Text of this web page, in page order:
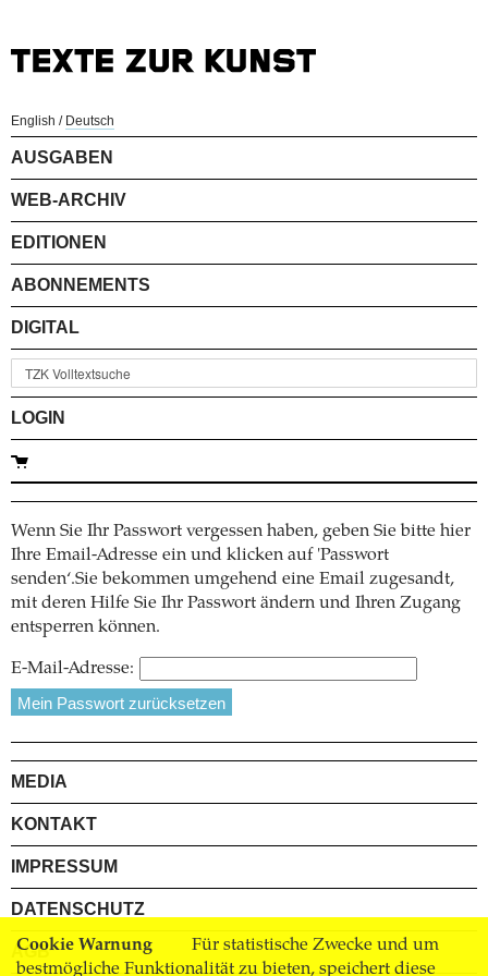
Cookie Warnung
Für statistische Zwecke und um
bestmögliche Funktionalität zu bieten, speichert diese
English / Deutsch
AUSGABEN
WEB-ARCHIV
EDITIONEN
ABONNEMENTS
DIGITAL
LOGIN
Wenn Sie Ihr Passwort vergessen haben, geben Sie bitte hier
Ihre Email-Adresse ein und klicken auf 'Passwort
senden‘.Sie bekommen umgehend eine Email zugesandt,
mit deren Hilfe Sie Ihr Passwort ändern und Ihren Zugang
entsperren können.
E-Mail-Adresse:
MEDIA
KONTAKT
IMPRESSUM
DATENSCHUTZ
AGB